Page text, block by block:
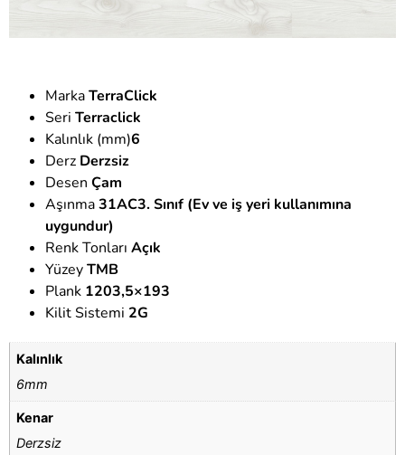
MarkaTerraClick
Seri Terraclick
Kalınlık (mm)6
Derz Derzsiz
Desen Çam
Aşınma31AC3. Sınıf (Ev ve iş yeri kullanımına
uygundur)
Renk Tonları Açık
YüzeyTMB
Plank 1203,5×193
Kilit Sistemi 2G
Kalınlık
6mm
Kenar
Derzsiz